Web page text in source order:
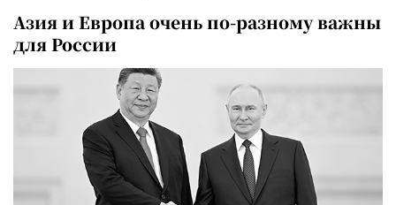
Азия и Европа очень по-разному важны
для России